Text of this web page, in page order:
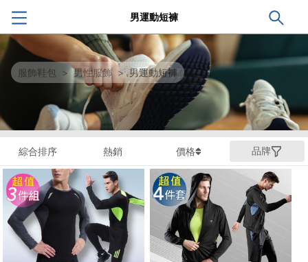
男運動短褲
服飾鞋包 > 男性服飾 > 男運動短褲
綜合排序 熱銷 價格 品牌